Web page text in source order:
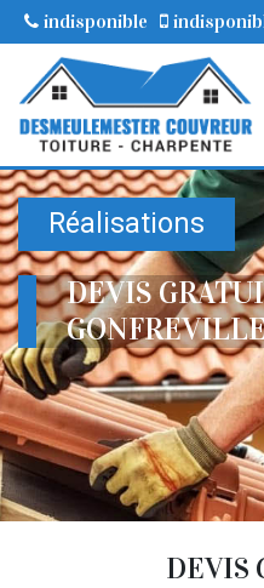
indisponible
Réalisations
DEVIS
DEVIS